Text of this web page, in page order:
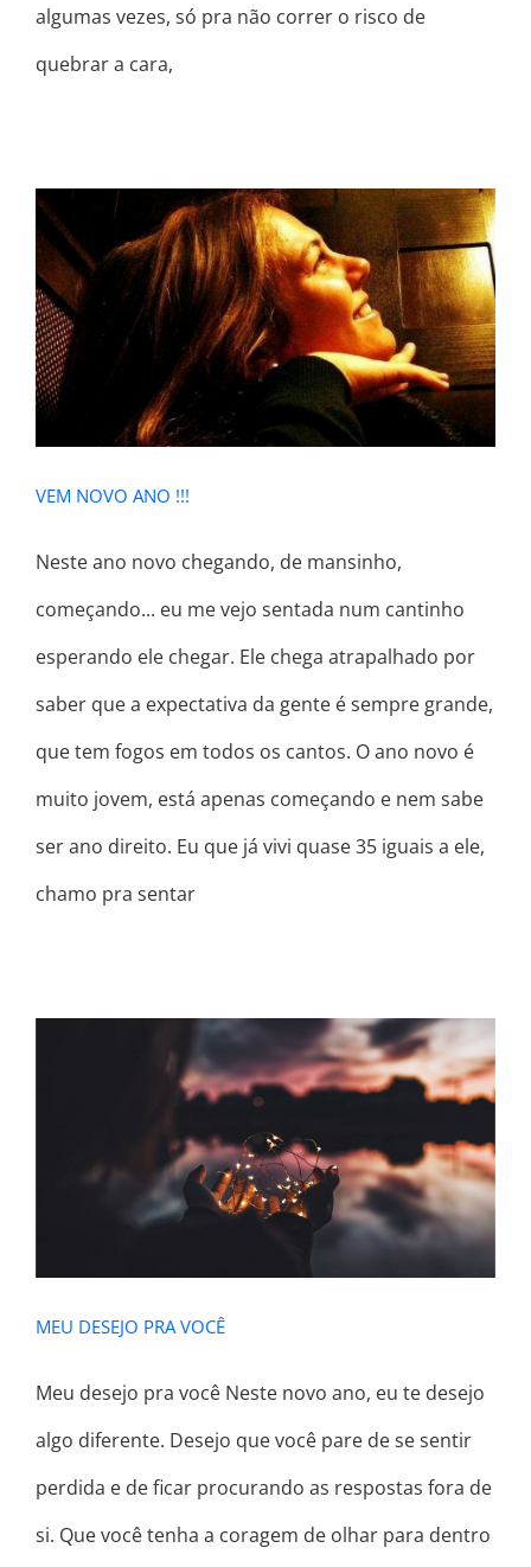
algumas vezes, só pra não correr o risco de
quebrar a cara,
VEM NOVO ANO !!!
VEM NOVO ANO !!!
Neste ano novo chegando, de mansinho,
começando... eu me vejo sentada num cantinho
esperando ele chegar. Ele chega atrapalhado por
saber que a expectativa da gente é sempre grande,
que tem fogos em todos os cantos. O ano novo é
muito jovem, está apenas começando e nem sabe
ser ano direito. Eu que já vivi quase 35 iguais a ele,
chamo pra sentar
MEU DESEJO PRA VOCÊ
MEU DESEJO PRA VOCÊ
Meu desejo pra você Neste novo ano, eu te desejo
algo diferente. Desejo que você pare de se sentir
perdida e de ficar procurando as respostas fora de
si. Que você tenha a coragem de olhar para dentro